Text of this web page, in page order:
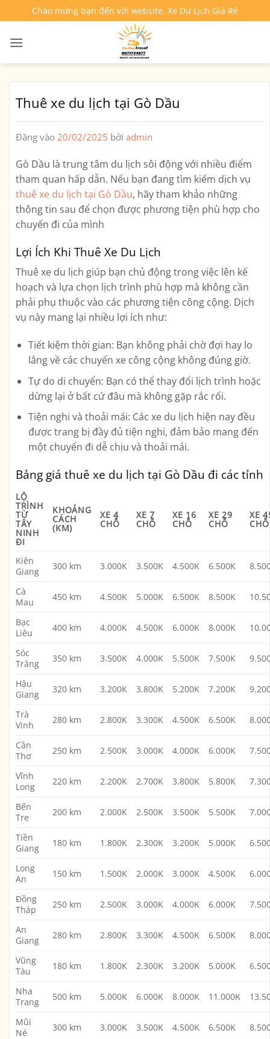
qua
nội
Chào mừng bạn đến với website. Xe Du Lịch Giá Rẻ
Thuê xe du lịch tại Gò Dầu
Đăng vào 20/02/2025 bởi admin
Gò Dầu là trung tâm du lịch sôi động với nhiều điểm
tham quan hấp dẫn. Nếu bạn đang tìm kiếm dịch vụ
thuê xe du lịch tại Gò Dầu, hãy tham khảo những
thông tin sau để chọn được phương tiện phù hợp cho
chuyến đi của mình
Lợi Ích Khi Thuê Xe Du Lịch
Thuê xe du lịch giúp bạn chủ động trong việc lên kế
hoạch và lựa chọn lịch trình phù hợp mà không cần
phải phụ thuộc vào các phương tiện công cộng. Dịch
vụ này mang lại nhiều lợi ích như:
Tiết kiệm thời gian: Bạn không phải chờ đợi hay lo
lắng về các chuyến xe công cộng không đúng giờ.
Tự do di chuyển: Bạn có thể thay đổi lịch trình hoặc
dừng lại ở bất cứ đâu mà không gặp rắc rối.
Tiện nghi và thoải mái: Các xe du lịch hiện nay đều
được trang bị đầy đủ tiện nghi, đảm bảo mang đến
một chuyến đi dễ chịu và thoải mái.
Bảng giá thuê xe du lịch tại Gò Dầu đi các tỉnh
LỘ
TRÌNH
TỪ
TÂY
NINH
ĐI
KHOẢNG
CÁCH
(KM)
XE 4
CHỖ
XE 7
CHỖ
XE 16
CHỖ
XE 29
CHỖ
XE
CHỖ
Kiên
Giang
300 km 3.000K 3.500K 4.500K 6.500K
Cà
Mau
450 km 4.500K 5.000K 6.500K 8.500K
Bạc
Liêu
400 km 4.000K 4.500K 6.000K 8.000K
Sóc
Trăng
350 km 3.500K 4.000K 5.500K 7.500K
Hậu
Giang
320 km 3.200K 3.800K 5.200K 7.200K
Trà
Vinh
280 km 2.800K 3.300K 4.500K 6.500K
Cần
Thơ
250 km 2.500K 3.000K 4.000K 6.000K
Vĩnh
Long
220 km 2.200K 2.700K 3.800K 5.800K
Bến
Tre
200 km 2.000K 2.500K 3.500K 5.500K
Tiền
Giang
180 km 1.800K 2.300K 3.200K 5.000K
Long
An
150 km 1.500K 2.000K 3.000K 4.500K
Đồng
Tháp
250 km 2.500K 3.000K 4.000K 6.000K
An
Giang
280 km 2.800K 3.300K 4.500K 6.500K
Vũng
Tàu
180 km 1.800K 2.300K 3.200K 5.000K
Nha
Trang
500 km 5.000K 6.000K 8.000K 11.000K
Mũi
Né
300 km 3.000K 3.500K 4.500K 6.500K